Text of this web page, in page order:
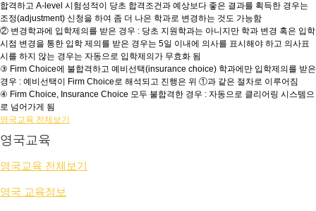
합격하고 A-level 시험성적이 당초 합격조건과 예상보다 좋은 결과를 획득한 경우는
조정(adjustment) 신청을 하여 좀 더 나은 학과로 변경하는 것도 가능함
② 변경학과에 입학제의를 받은 경우 : 당초 지원학과는 아니지만 학과 변경 혹은 입학
시점 변경을 통한 입학 제의를 받은 경우는 5일 이내에 의사를 표시해야 하고 의사표
시를 하지 않는 경우는 자동으로 입학제의가 무효화 됨
③ Firm Choice에 불합격하고 예비선택(insurance choice) 학과에만 입학제의를 받은
경우 : 예비선택이 Firm Choice로 해석되고 진행은 위 ①과 같은 절차로 이루어짐
④ Firm Choice, Insurance Choice 모두 불합격한 경우 : 자동으로 클리어링 시스템으
로 넘어가게 됨
영국교육 전체보기
영국교육
영국교육 전체보기
영국 교육정보